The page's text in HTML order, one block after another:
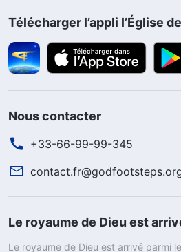
Télécharger l’appli l’Église
Nous contacter
+33-66-99-99-345
Le royaume de Dieu est
Le royaume de Dieu est arrivé parmi